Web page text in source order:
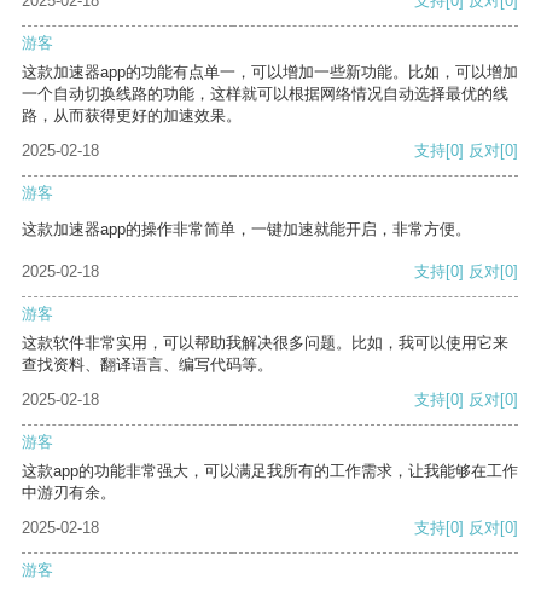
游客
这款加速器app的功能有点单一，可以增加一些新功能。比如，可以增加
一个自动切换线路的功能，这样就可以根据网络情况自动选择最优的线
路，从而获得更好的加速效果。
2025-02-18
支持[0] 反对[0]
游客
这款加速器app的操作非常简单，一键加速就能开启，非常方便。
2025-02-18 支持[0] 反对[0]
游客
这款软件非常实用，可以帮助我解决很多问题。比如，我可以使用它来
查找资料、翻译语言、编写代码等。
2025-02-18
支持[0] 反对[0]
游客
这款app的功能非常强大，可以满足我所有的工作需求，让我能够在工作
中游刃有余。
2025-02-18
支持[0] 反对[0]
游客